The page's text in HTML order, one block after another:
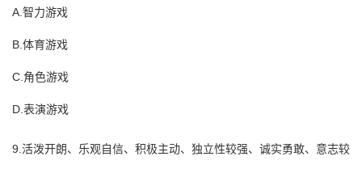
A.智力游戏
B.体育游戏
C.角色游戏
D.表演游戏
9.活泼开朗、乐观自信、积极主动、独立性较强、诚实勇敢、意志较